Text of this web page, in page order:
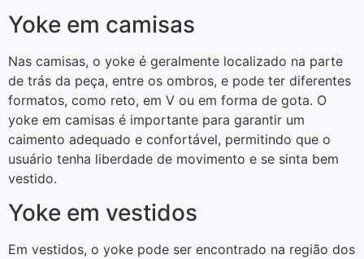
Yoke em camisas
Nas camisas, o yoke é geralmente localizado na parte
de trás da peça, entre os ombros, e pode ter diferentes
formatos, como reto, em V ou em forma de gota. O
yoke em camisas é importante para garantir um
caimento adequado e confortável, permitindo que o
usuário tenha liberdade de movimento e se sinta bem
vestido.
Yoke em vestidos
Em vestidos, o yoke pode ser encontrado na região dos